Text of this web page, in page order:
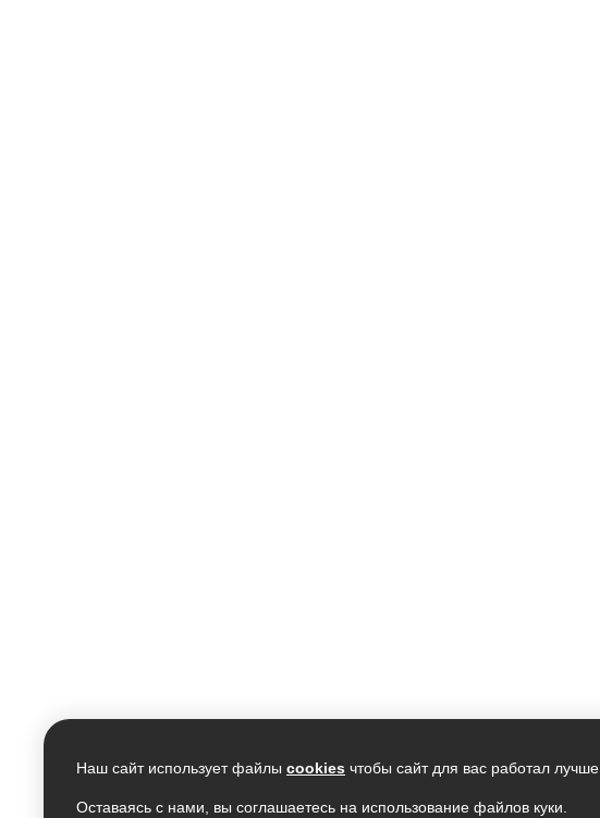
Наш сайт использует файлы cookies чтобы сайт для вас работал лучше.
Оставаясь с нами, вы соглашаетесь на использование файлов куки.